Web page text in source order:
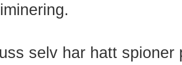
selv har hatt